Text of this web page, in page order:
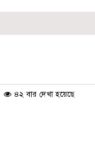
৪২ বার দেখা হয়েছে